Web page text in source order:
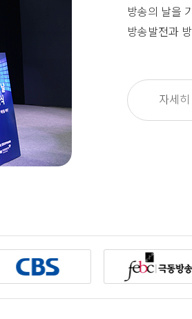
방송의 날을
방송발전과
자세